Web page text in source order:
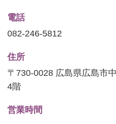
電話
082-246-5812
住所
〒730-0028 広島県広島市
4階
営業時間